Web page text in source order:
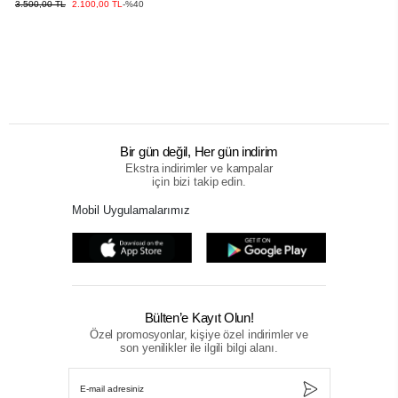
3.500,00 TL 2.100,00 TL -%40
Bir gün değil, Her gün indirim
Ekstra indirimler ve kampalar
için bizi takip edin.
Mobil Uygulamalarımız
Bülten’e Kayıt Olun!
Özel promosyonlar, kişiye özel indirimler ve
son yenilikler ile ilgili bilgi alanı.